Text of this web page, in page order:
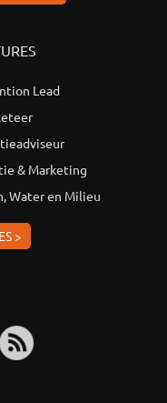
Lead
& Marketing
Water en Milieu
>